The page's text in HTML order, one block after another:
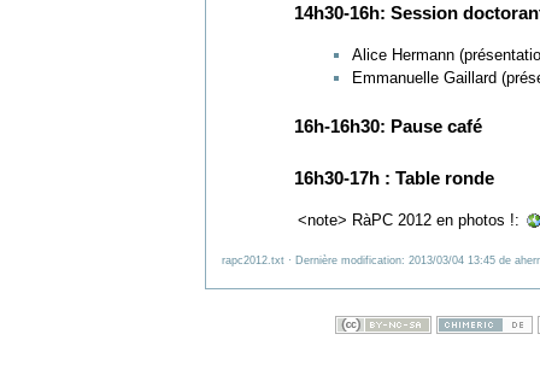
14h30-16h: Session
Alice Hermann
Emmanuelle Gaillard
16h-16h30: Pause café
16h30-17h : Table ronde
<note> RàPC 2012 en photos !:
rapc2012.txt· Dernière modification: 2013/03/04 13:45 de